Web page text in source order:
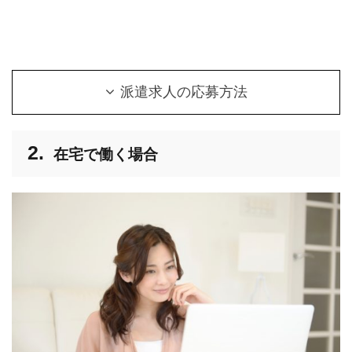
派遣求人の応募方法
在宅で働く場合